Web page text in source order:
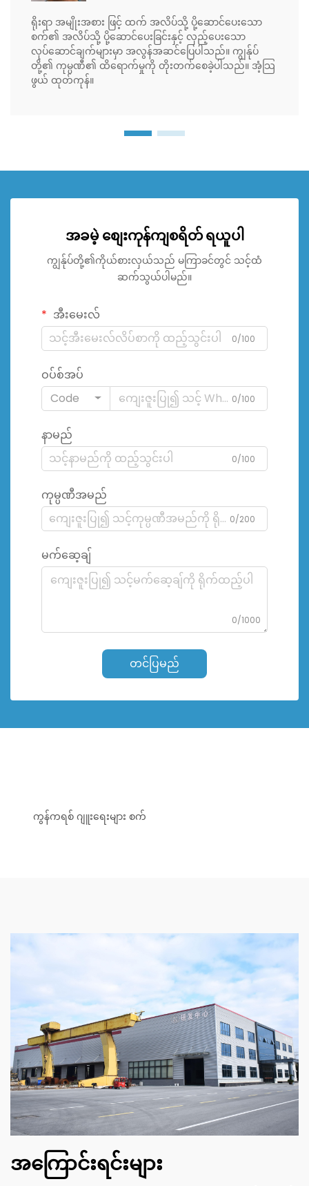
ရိုးရာ အမျိုးအစား ဖြင့် ထက် အလိပ်သို့ ပို့ဆောင်ပေးသော
စက်၏ အလိပ်သို့ ပို့ဆောင်ပေးခြင်းနှင့် လှည့်ပေးသော
လုပ်ဆောင်ချက်များမှာ အလွန်အဆင်ပြေပါသည်။ ကျွန်ုပ်
တို့၏ ကုမ္ပဏီ၏ ထိရောက်မှုကို တိုးတက်စေခဲ့ပါသည်။ အံ့သြ
ဖွယ် ထုတ်ကုန်။
အခမဲ့ စျေးကုန်ကျစရိတ် ရယူပါ
ကျွန်ုပ်တို့၏ကိုယ်စားလှယ်သည် မကြာခင်တွင် သင့်ထံ
ဆက်သွယ်ပါမည်။
အီးမေးလ်
0/100
ဝပ်စ်အပ်
Code
0/100
နာမည်
0/100
ကုမ္ပဏီအမည်
0/200
မက်ဆေ့ချ်
0/1000
တင်ပြမည်
ကွန်ကရစ် ဂျူးရေးများ စက်
အကြောင်းရင်းများ